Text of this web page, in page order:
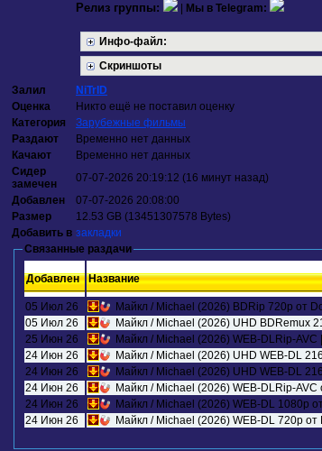
Релиз группы: Мы в Telegram:
Инфо-файл:
Скриншоты
Залил
NiTrID
Оценка
Никто ещё не поставил оценку
Категория
Зарубежные фильмы
Раздают
Временно нет данных
Качают
Временно нет данных
Сидер
замечен
07-07-2026 20:19:12 (16 минут назад)
Добавлен
07-07-2026 20:08:00
Размер
12.53 GB (13451307578 Bytes)
Добавить в закладки
Связанные раздачи
Добавлен Название
05 Июл 26 Майкл / Michael (2026) BDRip 720p от
05 Июл 26
Майкл / Michael (2026) UHD BDRemux
25 Июн 26
Майкл / Michael (2026) WEB-DLRip-AVC
24 Июн 26
Майкл / Michael (2026) UHD WEB-DL
24 Июн 26
Майкл / Michael (2026) UHD WEB-DL
24 Июн 26
Майкл / Michael (2026) WEB-DLRip-
24 Июн 26
Майкл / Michael (2026) WEB-DL 1080p
24 Июн 26
Майкл / Michael (2026) WEB-DL 720p